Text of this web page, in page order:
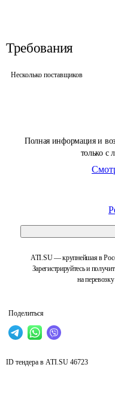
Полная информация и
только с
ATI.SU — крупнейшая в
Зарегистрируйтесь и
на
Поделиться
Требования
Несколько поставщиков
ID тендера в ATI.SU 46723